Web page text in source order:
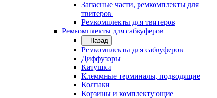
Запасные части, ремкомплекты для
твитеров
Ремкомплекты для твитеров
Ремкомплекты для сабвуферов
Назад
Ремкомплекты для сабвуферов
Диффузоры
Катушки
Клеммные терминалы, подводящие
Колпаки
Корзины и комплектующие